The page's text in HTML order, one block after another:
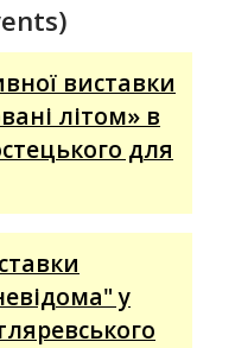
виставки
літом» в
для
у